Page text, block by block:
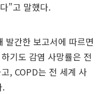
”고 말했다.
발간한 보고서에 따르면
기도 감염 사망률은 전
, COPD는 전 세계 사
.